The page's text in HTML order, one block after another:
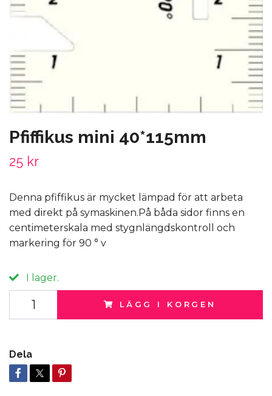
Pfiffikus mini 40*115mm
25 kr
Denna pfiffikus är mycket lämpad för att arbeta
med direkt på symaskinen.På båda sidor finns en
centimeterskala med stygnlängdskontroll och
markering för 90 ° v
I lager.
LÄGG I KORGEN
Dela